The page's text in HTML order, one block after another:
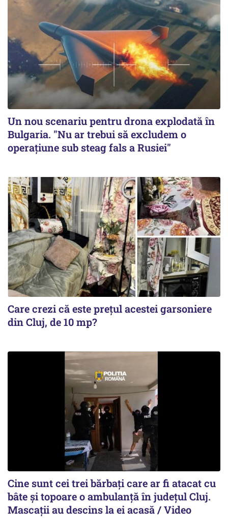
Un nou scenariu pentru drona explodată în
Bulgaria. "Nu ar trebui să excludem o
operațiune sub steag fals a Rusiei"
Care crezi că este prețul acestei garsoniere
din Cluj, de 10 mp?
Cine sunt cei trei bărbați care ar fi atacat cu
bâte și topoare o ambulanță în județul Cluj.
Mascații au descins la ei acasă / Video